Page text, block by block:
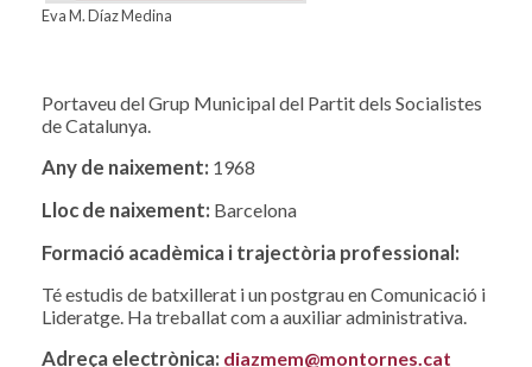
Eva M. Díaz Medina
Portaveu del Grup Municipal del Partit dels Socialistes
de Catalunya.
Any de naixement: 1968
Lloc de naixement: Barcelona
Formació acadèmica i trajectòria professional:
Té estudis de batxillerat i un postgrau en Comunicació i
Lideratge. Ha treballat com a auxiliar administrativa.
Adreça electrònica: diazmem@montornes.cat